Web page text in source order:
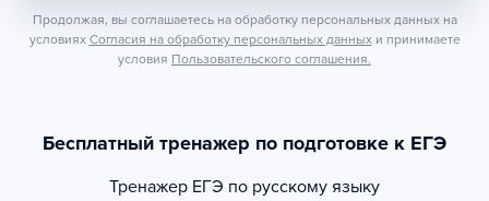
Продолжая, вы соглашаетесь на обработку персональных данных на
условиях Согласия на обработку персональных данных и принимаете
условия Пользовательского соглашения.
Бесплатный тренажер по подготовке к ЕГЭ
Тренажер ЕГЭ по русскому языку